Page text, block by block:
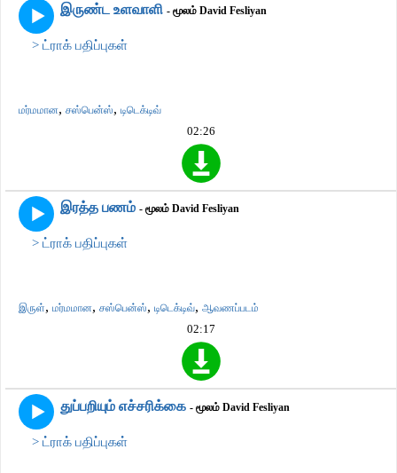
இருண்ட உளவாளி - மூலம் David Fesliyan
> ட்ராக் பதிப்புகள்
மர்மமான, சஸ்பென்ஸ், டிடெக்டிவ்
02:26
இரத்த பணம் - மூலம் David Fesliyan
> ட்ராக் பதிப்புகள்
இருள், மர்மமான, சஸ்பென்ஸ், டிடெக்டிவ், ஆவணப்படம்
02:17
துப்பறியும் எச்சரிக்கை - மூலம் David Fesliyan
> ட்ராக் பதிப்புகள்